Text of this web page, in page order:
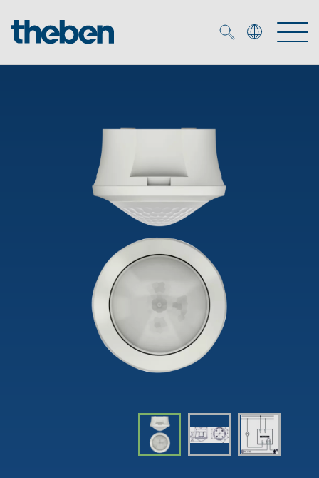
Smart Home
Närvaro- och rörelsedetektor
LED strålkastare
Tid- och ljusstyrning
OEM lösningar
DALI-2 Beslysningsstyrning
KNX-system
DALI-2 ljusstyrning
Närvaro- och rörelsedetektorer
Bryt & dimning LED
Mediacenter
Kataloger och broschyrer
Theben AG
Jobb och karriär
Internationell försäljning